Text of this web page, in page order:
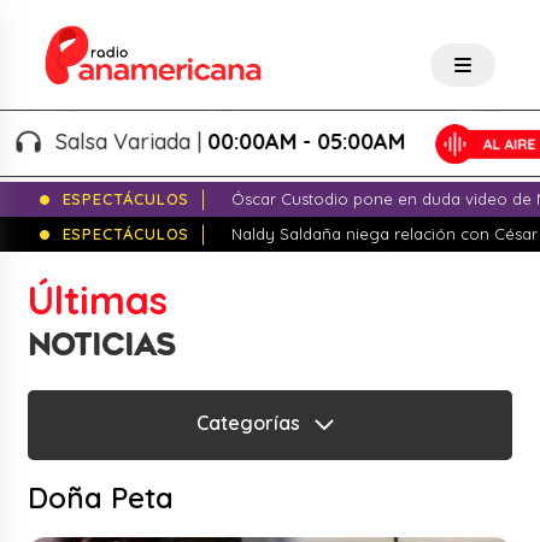
Salsa Variada |00:00AM - 05:00AM
ESPECTÁCULOS
Óscar Custodio pone en duda video de
ESPECTÁCULOS
Naldy Saldaña niega relación con
Últimas
NOTICIAS
Categorías
Doña Peta